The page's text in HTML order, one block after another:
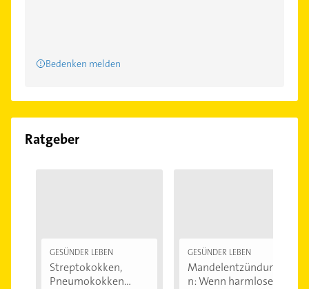
Bedenken melden
Ratgeber
GESÜNDER LEBEN
Streptokokken,
Pneumokokken
GESÜNDER LEBEN
Mandelentzündunge
n: Wenn harmlose...